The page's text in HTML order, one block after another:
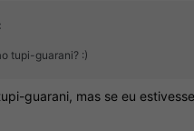
tupi-guarani? :)
guarani, mas se eu